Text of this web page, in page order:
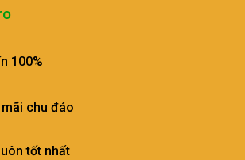
100%
mãi chu đáo
tốt nhất